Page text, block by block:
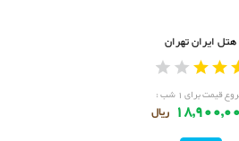
هتل ایران تهران
قیمت برای ۱ شب :
ریال